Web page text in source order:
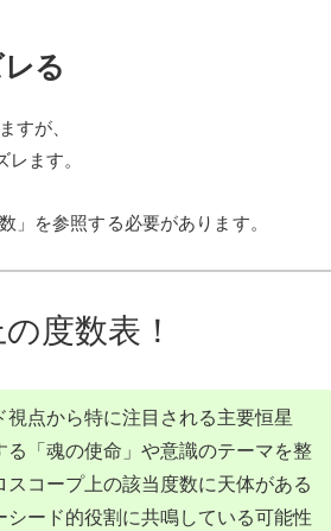
る
すが、
レます。
」を参照する必要があります。
度数表！
点から特に注目される主要恒星
る「魂の使命」や意識のテーマを整
コープ上の該当度数に天体がある
ード的役割に共鳴している可能性